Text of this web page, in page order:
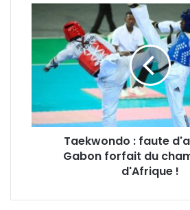
faute
d'argent,
le
du
championnat
d'AfriqueTaekwondo : faute
Gabon forfait du
d'Afrique !